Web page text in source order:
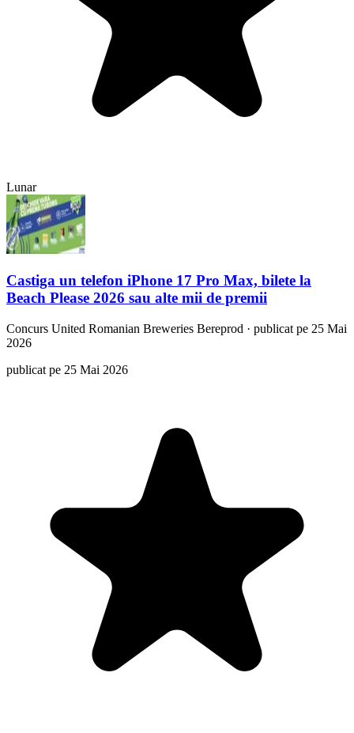
Lunar
Castiga un telefon iPhone 17 Pro Max, bilete la
Beach Please 2026 sau alte mii de premii
Concurs United Romanian Breweries Bereprod · publicat pe 25 Mai
2026
publicat pe 25 Mai 2026